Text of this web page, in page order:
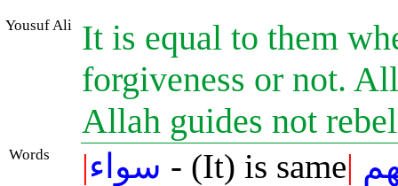
Yousuf Ali
It is equal to them
forgiveness or not.
Allah guides not
Words |سواء - (It) is same|